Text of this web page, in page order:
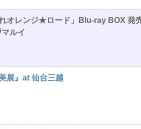
れオレンジ★ロード」Blu-ray BOX 発
ルイ
展』at 仙台三越